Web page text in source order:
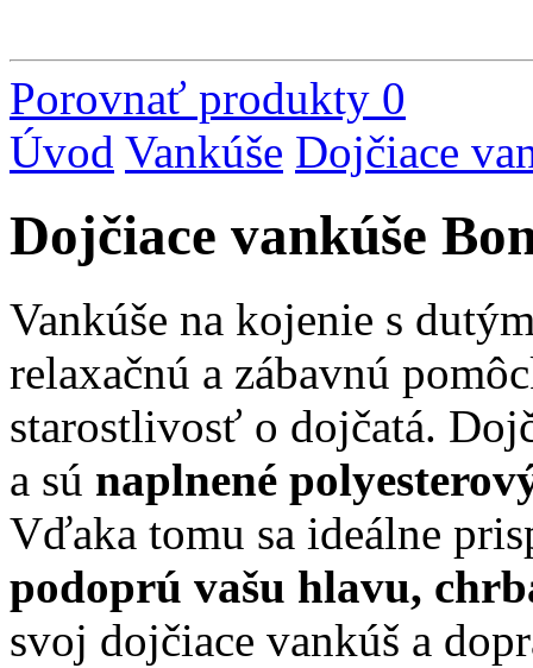
Porovnať produkty 0
Úvod Vankúše Dojčiace
Dojčiace vankúše
Vankúše na kojenie s
relaxačnú a zábavnú
starostlivosť o dojčatá.
a sú naplnené
Vďaka tomu sa ideálne
podoprú vašu hlavu,
svoj dojčiace vankúš a